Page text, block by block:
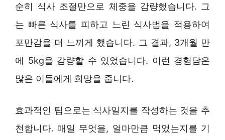
순히 식사 조절만으로 체중을 감량했습니다. 그
는 빠른 식사를 피하고 느린 식사법을 적용하여
포만감을 더 느끼게 했습니다. 그 결과, 3개월 만
에 5kg을 감량할 수 있었습니다. 이런 경험담은
많은 이들에게 희망을 줍니다.
효과적인 팁으로는 식사일지를 작성하는 것을 추
천합니다. 매일 무엇을, 얼마만큼 먹었는지를 기